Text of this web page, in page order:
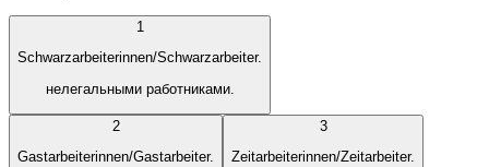
1
Schwarzarbeiterinnen/Schwarzarbeiter.
нелегальными работниками.
2
Gastarbeiterinnen/Gastarbeiter.
3
Zeitarbeiterinnen/Zeitarbeiter.